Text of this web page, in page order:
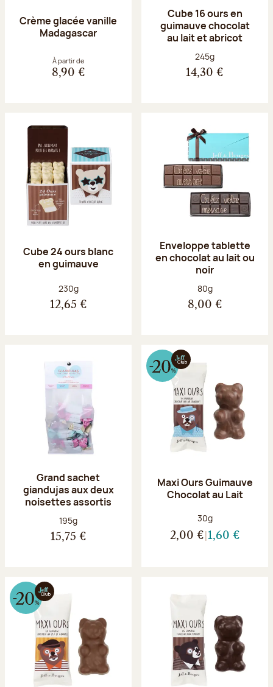
Crème glacée vanille
Madagascar
À partir de
8,90 €
Cube 16 ours en
guimauve chocolat
au lait et abricot
Poids net :
245g
14,30 €
Cube 24 ours blanc
en guimauve
Poids net :
230g
12,65 €
Enveloppe tablette
en chocolat au lait ou
noir
Poids net :
80g
8,00 €
Grand sachet
giandujas aux deux
noisettes assortis
Poids net :
195g
15,75 €
Maxi Ours Guimauve
Chocolat au Lait
Poids net :
30g
2,00 € 1,60 €